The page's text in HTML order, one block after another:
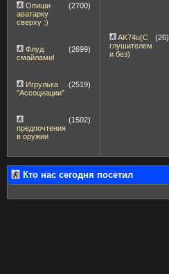
Опиши
аватарку
сверху :)
(2700)
Флуд
смайлами!
(2699)
Игрулька
"Ассоциации"
(2519)
предпочтения
в оружии
(1502)
AK74u(С
глушителем
и без)
(26)
Кто нас сегодня посетил